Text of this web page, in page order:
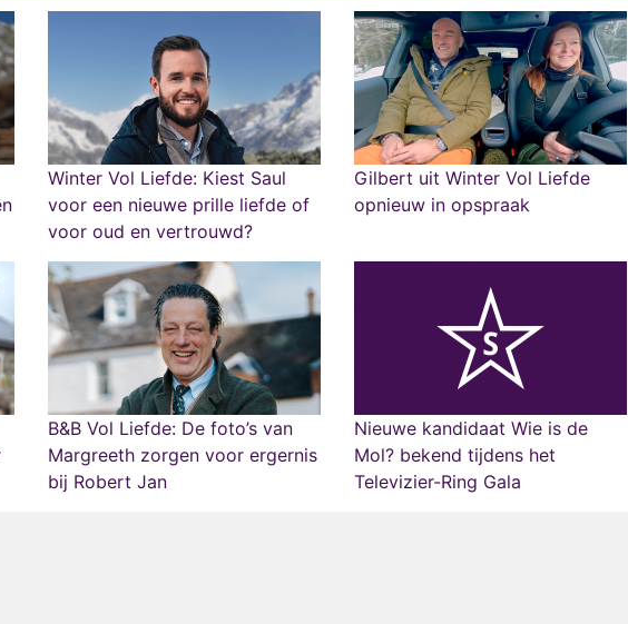
Winter Vol Liefde: Kiest Saul
voor een nieuwe prille liefde of
voor oud en vertrouwd?
Gilbert uit Winter Vol Liefde
opnieuw in opspraak
B&B Vol Liefde: De foto’s van
Margreeth zorgen voor ergernis
bij Robert Jan
Nieuwe kandidaat Wie is de
Mol? bekend tijdens het
Televizier-Ring Gala